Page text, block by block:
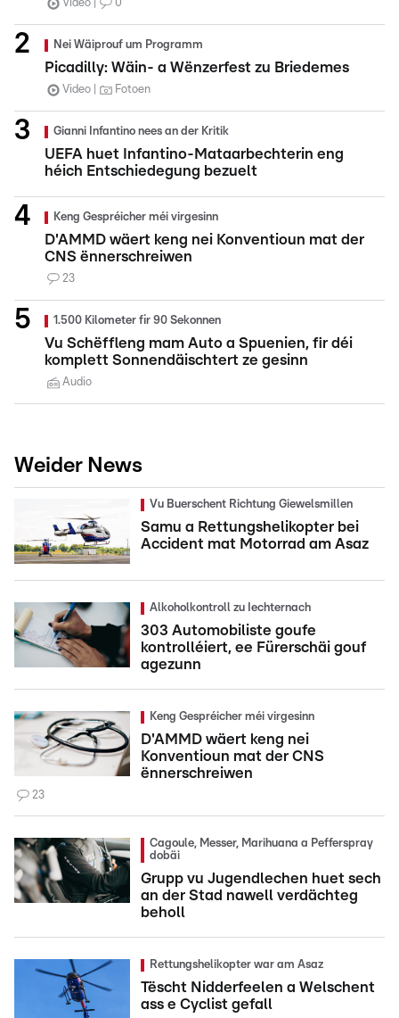
Video 0
Nei Wäiprouf um Programm
Picadilly: Wäin- a Wënzerfest zu Briedemes
Video Fotoen
Gianni Infantino nees an der Kritik
UEFA huet Infantino-Mataarbechterin eng
héich Entschiedegung bezuelt
Keng Gespréicher méi virgesinn
D'AMMD wäert keng nei Konventioun mat der
CNS ënnerschreiwen
23
1.500 Kilometer fir 90 Sekonnen
Vu Schëffleng mam Auto a Spuenien, fir déi
komplett Sonnendäischtert ze gesinn
Audio
Weider News
Vu Buerschent Richtung Giewelsmillen
Samu a Rettungshelikopter bei
Accident mat Motorrad am Asaz
Alkoholkontroll zu Iechternach
303 Automobiliste goufe
kontrolléiert, ee Fürerschäi gouf
agezunn
Keng Gespréicher méi virgesinn
D'AMMD wäert keng nei
Konventioun mat der CNS
ënnerschreiwen
23
Cagoule, Messer, Marihuana a Pefferspray
dobäi
Grupp vu Jugendlechen huet sech
an der Stad nawell verdächteg
beholl
Rettungshelikopter war am Asaz
Tëscht Nidderfeelen a Welschent
ass e Cyclist gefall